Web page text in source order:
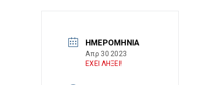
ΗΜΕΡΟΜΗΝΊΑ
Απρ 30 2023
ΕΧΕΙ ΛΗΞΕΙ!